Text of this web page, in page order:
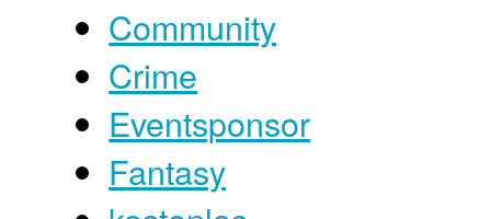
Community
Crime
Eventsponsor
Fantasy